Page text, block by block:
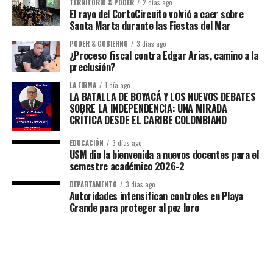
TERRITORIO & PODER 2 días ago
El rayo del CortoCircuito volvió a caer sobre
Santa Marta durante las Fiestas del Mar
PODER & GOBIERNO 3 días ago
¿Proceso fiscal contra Edgar Arias, camino a la
preclusión?
LA FIRMA 1 día ago
LA BATALLA DE BOYACÁ Y LOS NUEVOS DEBATES
SOBRE LA INDEPENDENCIA: UNA MIRADA
CRÍTICA DESDE EL CARIBE COLOMBIANO
EDUCACIÓN 3 días ago
USM dio la bienvenida a nuevos docentes para el
semestre académico 2026-2
DEPARTAMENTO 3 días ago
Autoridades intensifican controles en Playa
Grande para proteger al pez loro